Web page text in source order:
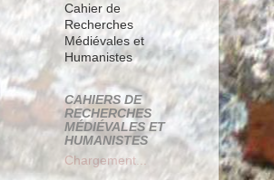
Cahier de
Recherches
Médiévales et
Humanistes
CAHIERS DE
RECHERCHES
MÉDIÉVALES ET
HUMANISTES
Chargement...